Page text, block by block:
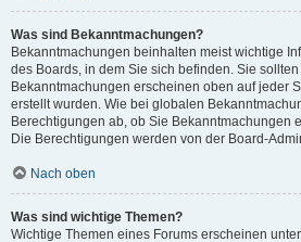
Was sind Bekanntmachungen?
Bekanntmachungen beinhalten meist wichtige
des Boards, in dem Sie sich befinden. Sie
Bekanntmachungen erscheinen oben auf jeder
erstellt wurden. Wie bei globalen
Berechtigungen ab, ob Sie Bekanntmachungen
Die Berechtigungen werden von der Board-
Nach oben
Was sind wichtige Themen?
Wichtige Themen eines Forums erscheinen